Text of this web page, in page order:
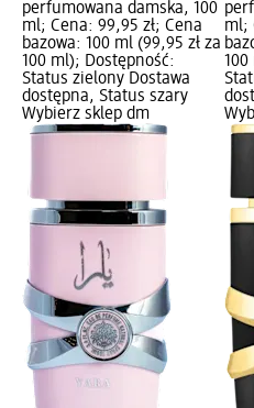
perfumowana damska, 100
ml; Cena: 99,95 zł; Cena
bazowa: 100 ml (99,95 zł za
100 ml); Dostępność:
Status zielony Dostawa
dostępna, Status szary
Wybierz sklep dm
ml;